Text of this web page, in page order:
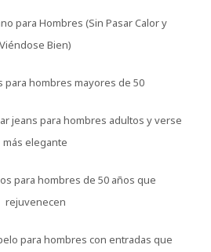
para Hombres (Sin Pasar Calor y
Viéndose Bien)
para hombres mayores de 50
jeans para hombres adultos y verse
más elegante
para hombres de 50 años que
rejuvenecen
para hombres con entradas que